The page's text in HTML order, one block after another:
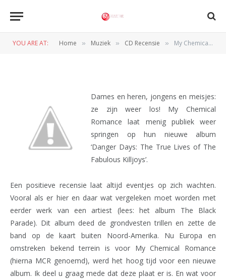
YOU ARE AT: Home » Muziek » CD Recensie » My Chemical Romance – Danger Days: The True Lives of The Fabolous Killjoys
Danger Days: The True Lives of
Dames en heren, jongens en meisjes:
ze zijn weer los! My Chemical
Romance laat menig publiek weer
springen op hun nieuwe album
‘Danger Days: The True Lives of The
Fabulous Killjoys’.
Een positieve recensie laat altijd eventjes op zich wachten.
Vooral als er hier en daar wat vergeleken moet worden met
eerder werk van een artiest (lees: het album The Black
Parade). Dit album deed de grondvesten trillen en zette de
band op de kaart buiten Noord-Amerika. Nu Europa en
omstreken bekend terrein is voor My Chemical Romance
(hierna MCR genoemd), werd het hoog tijd voor een nieuwe
album. Ik deel u graag mede dat deze plaat er is. En wat voor